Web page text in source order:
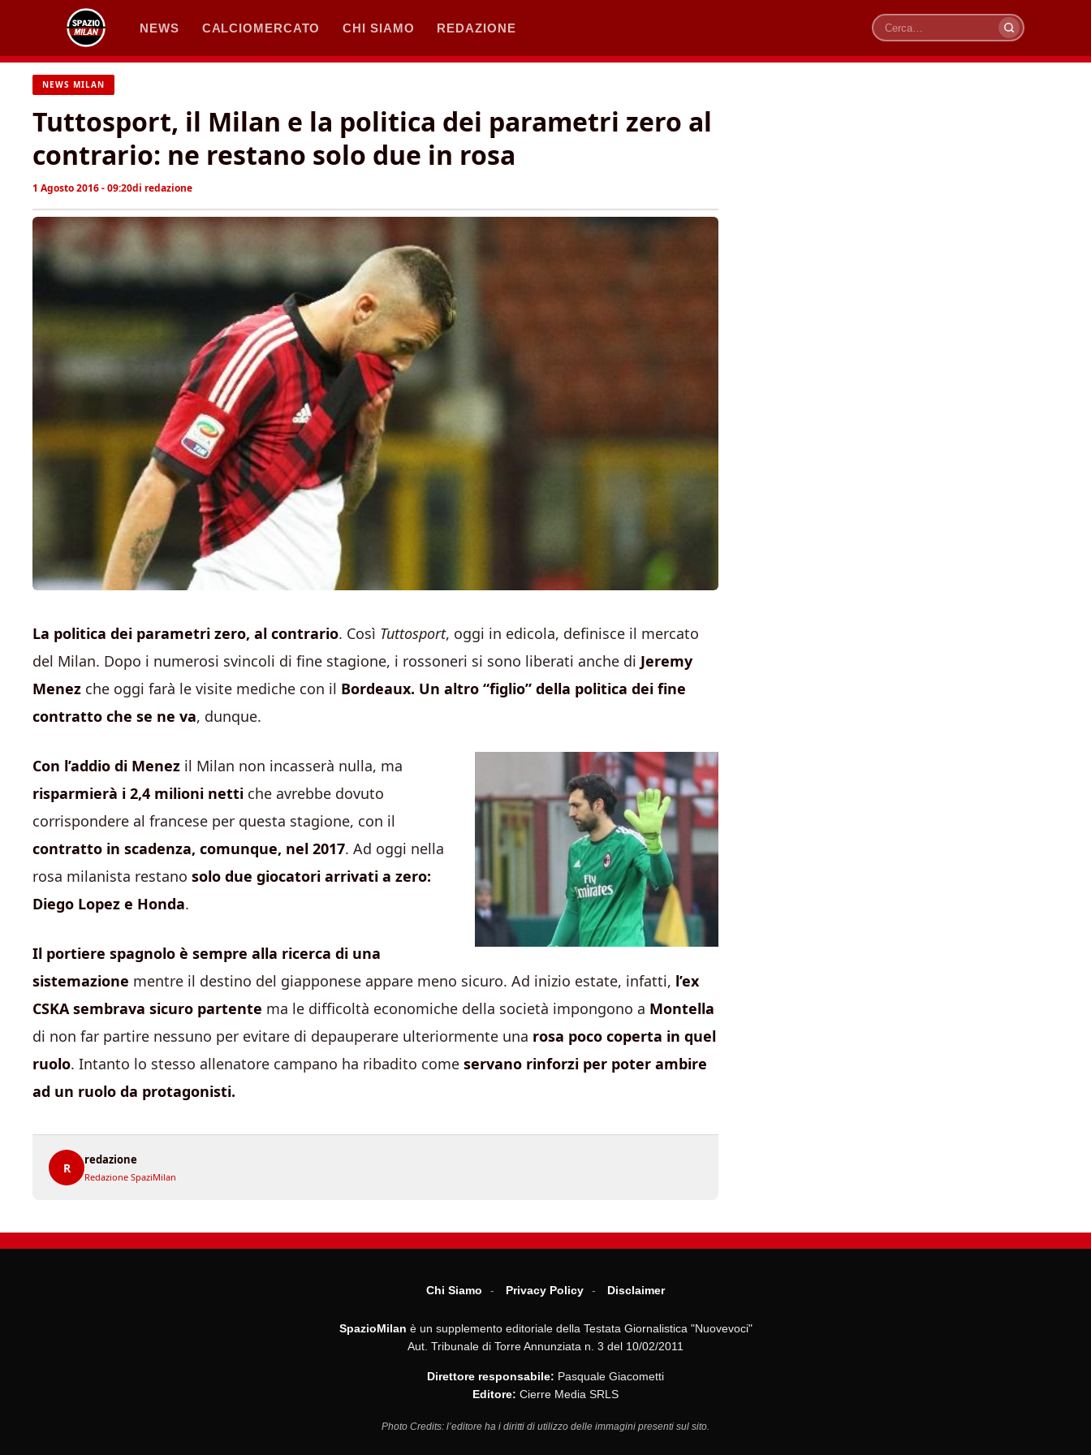
contenuto
NEWS CALCIOMERCATO CHI SIAMO REDAZIONE
Cerca
NEWS MILAN
Tuttosport, il Milan e la politica dei parametri zero al
contrario: ne restano solo due in rosa
1 Agosto 2016 - 09:20di redazione
La politica dei parametri zero, al contrario. Così Tuttosport, oggi in edicola, definisce il mercato
del Milan. Dopo i numerosi svincoli di fine stagione, i rossoneri si sono liberati anche di Jeremy
Menez che oggi farà le visite mediche con il Bordeaux. Un altro “figlio” della politica dei fine
contratto che se ne va, dunque.
Con l’addio di Menez il Milan non incasserà nulla, ma
risparmierà i 2,4 milioni netti che avrebbe dovuto
corrispondere al francese per questa stagione, con il
contratto in scadenza, comunque, nel 2017. Ad oggi nella
rosa milanista restano solo due giocatori arrivati a zero:
Diego Lopez e Honda.
Il portiere spagnolo è sempre alla ricerca di una
sistemazione mentre il destino del giapponese appare meno sicuro. Ad inizio estate, infatti, l’ex
CSKA sembrava sicuro partente ma le difficoltà economiche della società impongono a Montella
di non far partire nessuno per evitare di depauperare ulteriormente una rosa poco coperta in quel
ruolo. Intanto lo stesso allenatore campano ha ribadito come servano rinforzi per poter ambire
ad un ruolo da protagonisti.
R
redazione
Redazione SpaziMilan
Chi Siamo Privacy Policy Disclaimer
SpazioMilan è un supplemento editoriale della Testata Giornalistica "Nuovevoci"
Aut. Tribunale di Torre Annunziata n. 3 del 10/02/2011
Direttore responsabile: Pasquale Giacometti
Editore: Cierre Media SRLS
Photo Credits: l’editore ha i diritti di utilizzo delle immagini presenti sul sito.